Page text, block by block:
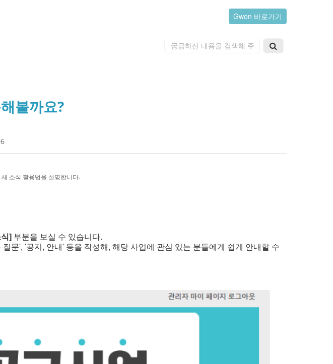
Gwon 바로가기
볼까요?
소식 활용법을 설명합니다.
] 부분을 보실 수 있습니다.
문', '공지, 안내' 등을 작성해, 해당 사업에 관심 있는 분들에게 쉽게 안내할 수